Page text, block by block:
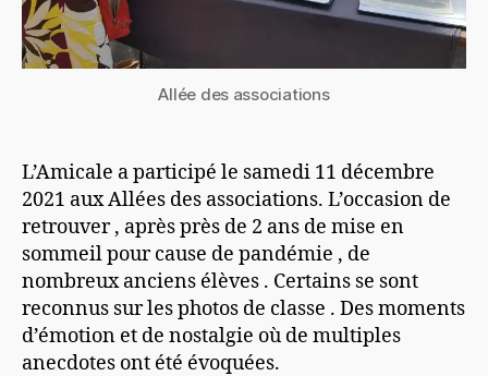
Allée des associations
L’Amicale a participé le samedi 11 décembre
2021 aux Allées des associations. L’occasion de
retrouver , après près de 2 ans de mise en
sommeil pour cause de pandémie , de
nombreux anciens élèves . Certains se sont
reconnus sur les photos de classe . Des moments
d’émotion et de nostalgie où de multiples
anecdotes ont été évoquées.